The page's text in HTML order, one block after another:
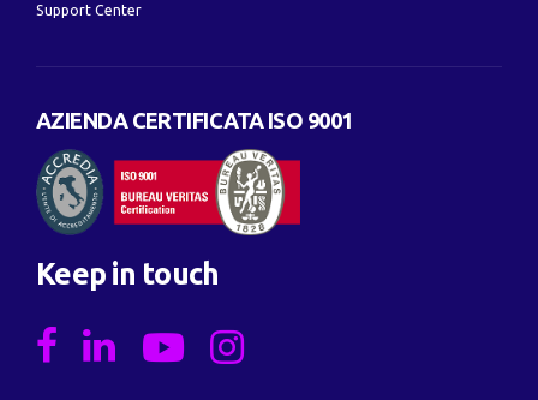
Support Center
AZIENDA CERTIFICATA ISO 9001
Keep in touch